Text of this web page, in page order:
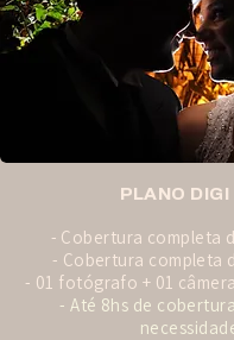
PLANO
- Cobertura completa
- Cobertura completa
- 01 fotógrafo + 01
- Até 8hs de